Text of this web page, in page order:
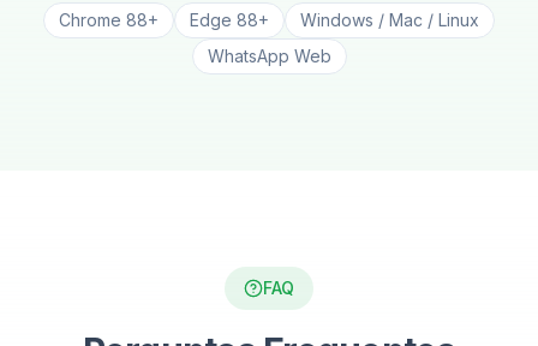
Chrome 88+ Edge 88+
Windows / Mac / Linux
WhatsApp Web
FAQ